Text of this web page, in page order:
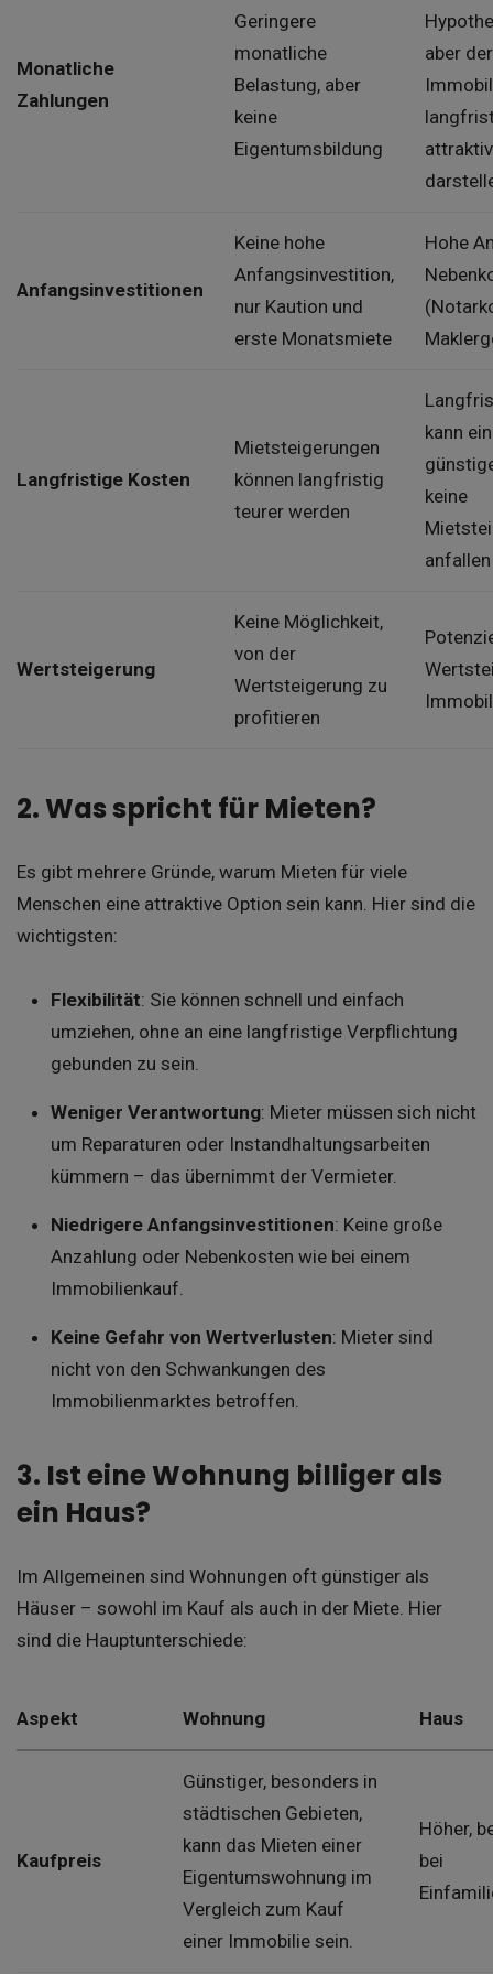
Monatliche
Zahlungen
Geringere
monatliche
Belastung, aber
keine
Eigentumsbildung
aber
Anfangsinvestitionen
Keine hohe
Anfangsinvestition,
nur Kaution und
erste Monatsmiete
Hohe
Langfristige Kosten
Mietsteigerungen
können langfristig
teurer werden
kann
keine
anfallen
Wertsteigerung
Keine Möglichkeit,
von der
Wertsteigerung zu
profitieren
2. Was spricht für Mieten?
Es gibt mehrere Gründe, warum Mieten für viele
Menschen eine attraktive Option sein kann. Hier sind die
wichtigsten:
Flexibilität: Sie können schnell und einfach
umziehen, ohne an eine langfristige Verpflichtung
gebunden zu sein.
Weniger Verantwortung: Mieter müssen sich nicht
um Reparaturen oder Instandhaltungsarbeiten
kümmern – das übernimmt der Vermieter.
Niedrigere Anfangsinvestitionen: Keine große
Anzahlung oder Nebenkosten wie bei einem
Immobilienkauf.
Keine Gefahr von Wertverlusten: Mieter sind
nicht von den Schwankungen des
Immobilienmarktes betroffen.
3. Ist eine Wohnung billiger als
ein Haus?
Im Allgemeinen sind Wohnungen oft günstiger als
Häuser – sowohl im Kauf als auch in der Miete. Hier
sind die Hauptunterschiede:
Aspekt Wohnung Haus
Kaufpreis
Günstiger, besonders in
städtischen Gebieten,
kann das Mieten einer
Eigentumswohnung im
Vergleich zum Kauf
einer Immobilie sein.
Höher,
bei